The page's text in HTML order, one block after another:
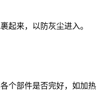
起来，以防灰尘进入。
个部件是否完好，如加热